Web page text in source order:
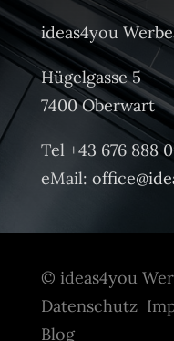
ideas4you
Hügelgasse 5
7400 Oberwart
Tel +43 676 888
eMail:
© ideas4you
Datenschutz
Blog